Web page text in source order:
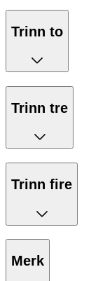
Trinn to
Trinn tre
Trinn fire
Merk